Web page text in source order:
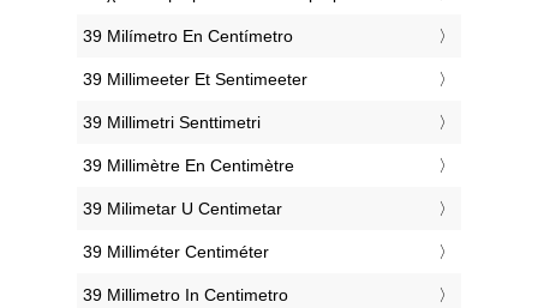
‎39 Milímetro En Centímetro
‎39 Millimeeter Et Sentimeeter
‎39 Millimetri Senttimetri
‎39 Millimètre En Centimètre
‎39 Milimetar U Centimetar
‎39 Milliméter Centiméter
‎39 Millimetro In Centimetro